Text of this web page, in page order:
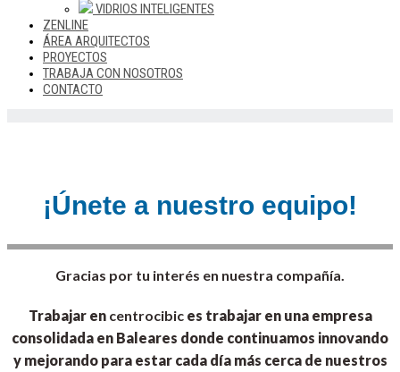
VIDRIOS INTELIGENTES
ZENLINE
ÁREA ARQUITECTOS
PROYECTOS
TRABAJA CON NOSOTROS
CONTACTO
¡Únete a nuestro equipo!
Gracias por tu interés en nuestra compañía.
Trabajar en centrocibices trabajar en una empresa
consolidada en Baleares donde continuamos innovando
y mejorando para estar cada día más cerca de nuestros